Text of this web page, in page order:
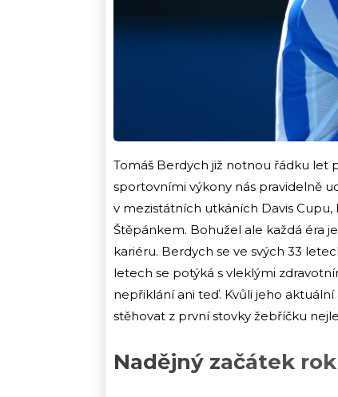
Tomáš Berdych již notnou řádku let
sportovními výkony nás pravidelně
v mezistátních utkáních Davis
Štěpánkem. Bohužel ale každá éra
kariéru. Berdych se ve svých 33
letech se potýká s vleklými
nepřiklání ani teď. Kvůli jeho
stěhovat z první stovky žebříčku
Nadějný začátek